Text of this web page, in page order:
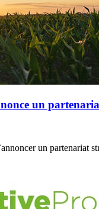
un
un